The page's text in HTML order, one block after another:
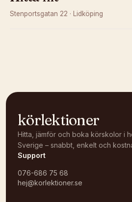
Stenportsgatan 22 · Lidköping
körlektioner
Hitta, jämför och boka körskolor i
Sverige – snabbt, enkelt och
Support
076-686 75 68
hej@korlektioner.se